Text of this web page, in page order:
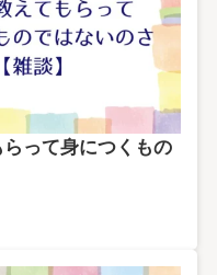
って身につくもの